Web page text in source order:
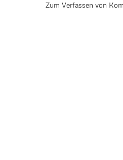
Zum Verfassen von